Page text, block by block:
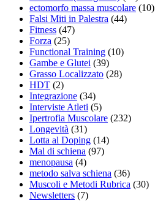
ectomorfo massa muscolare (10)
Falsi Miti in Palestra (44)
Fitness (47)
Forza (25)
Functional Training (10)
Gambe e Glutei (39)
Grasso Localizzato (28)
HDT (2)
Integrazione (34)
Interviste Atleti (5)
Ipertrofia Muscolare (232)
Longevità (31)
Lotta al Doping (14)
Mal di schiena (97)
menopausa (4)
metodo salva schiena (36)
Muscoli e Metodi Rubrica (30)
Newsletters (7)